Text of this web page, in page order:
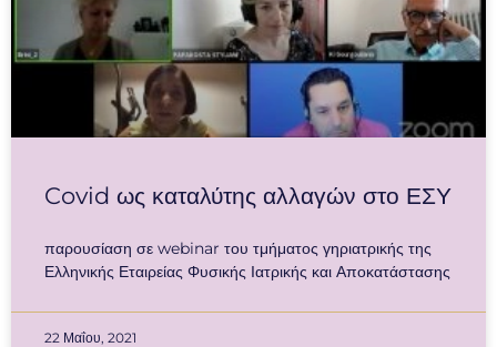
Covid ως καταλύτης αλλαγών στο ΕΣΥ
παρουσίαση σε webinar του τμήματος γηριατρικής της
Ελληνικής Εταιρείας Φυσικής Ιατρικής και Αποκατάστασης
22 Μαΐου, 2021